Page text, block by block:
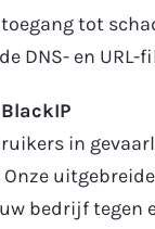
tot
DNS- en URL-
in
bedrijf tegen